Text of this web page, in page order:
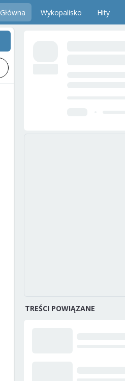
Główna Wykopalisko Hity
TREŚCI POWIĄZANE